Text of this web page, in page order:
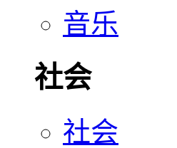
音乐
社会
社会